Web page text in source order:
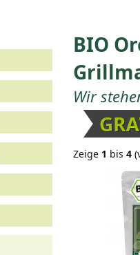
BIO
Wir
Zeige 1 bis 4